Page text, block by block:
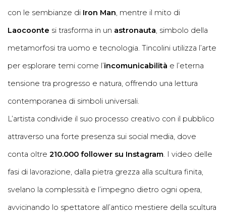
con le sembianze di Iron Man, mentre il mito di
Laocoonte si trasforma in un astronauta, simbolo della
metamorfosi tra uomo e tecnologia. Tincolini utilizza l’arte
per esplorare temi come l’incomunicabilità e l’eterna
tensione tra progresso e natura, offrendo una lettura
contemporanea di simboli universali.
L’artista condivide il suo processo creativo con il pubblico
attraverso una forte presenza sui social media, dove
conta oltre 210.000 follower su Instagram. I video delle
fasi di lavorazione, dalla pietra grezza alla scultura finita,
svelano la complessità e l’impegno dietro ogni opera,
avvicinando lo spettatore all’antico mestiere della scultura